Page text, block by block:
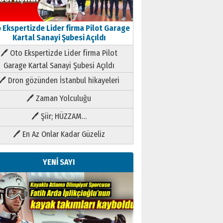
Ekspertizde Lider firma Pilot Garage
Kartal Sanayi Şubesi Açıldı
🖊 Oto Ekspertizde Lider firma Pilot
Garage Kartal Sanayi Şubesi Açıldı
Dron gözünden İstanbul hikayeleri
🖊 Zaman Yolculuğu
🖊 Şiir; HÜZZAM…
🖊 En Az Onlar Kadar Güzeliz
YENİ SAYI